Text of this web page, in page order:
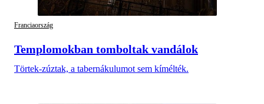
Franciaország
Templomokban tomboltak vandálok
Törtek-zúztak, a tabernákulumot sem kímélték.